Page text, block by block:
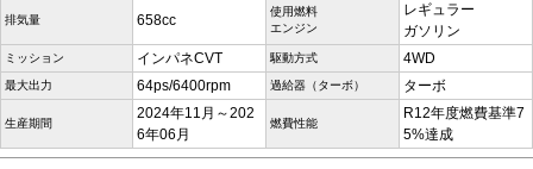
排気量 658cc
使用燃料
エンジン
レギュラー
ガソリン
ミッション インパネCVT 駆動方式 4WD
最大出力 64ps/6400rpm 過給器（ターボ） ターボ
生産期間
2024年11月～202
6年06月
燃費性能
R12年度燃費基準7
5%達成